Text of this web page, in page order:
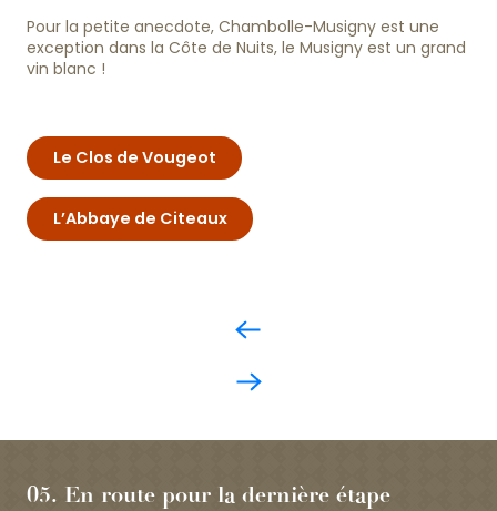
Pour la petite anecdote, Chambolle-Musigny est une
exception dans la Côte de Nuits, le Musigny est un grand
vin blanc !
Le Clos de Vougeot
L’Abbaye de Citeaux
05. En route pour la dernière étape